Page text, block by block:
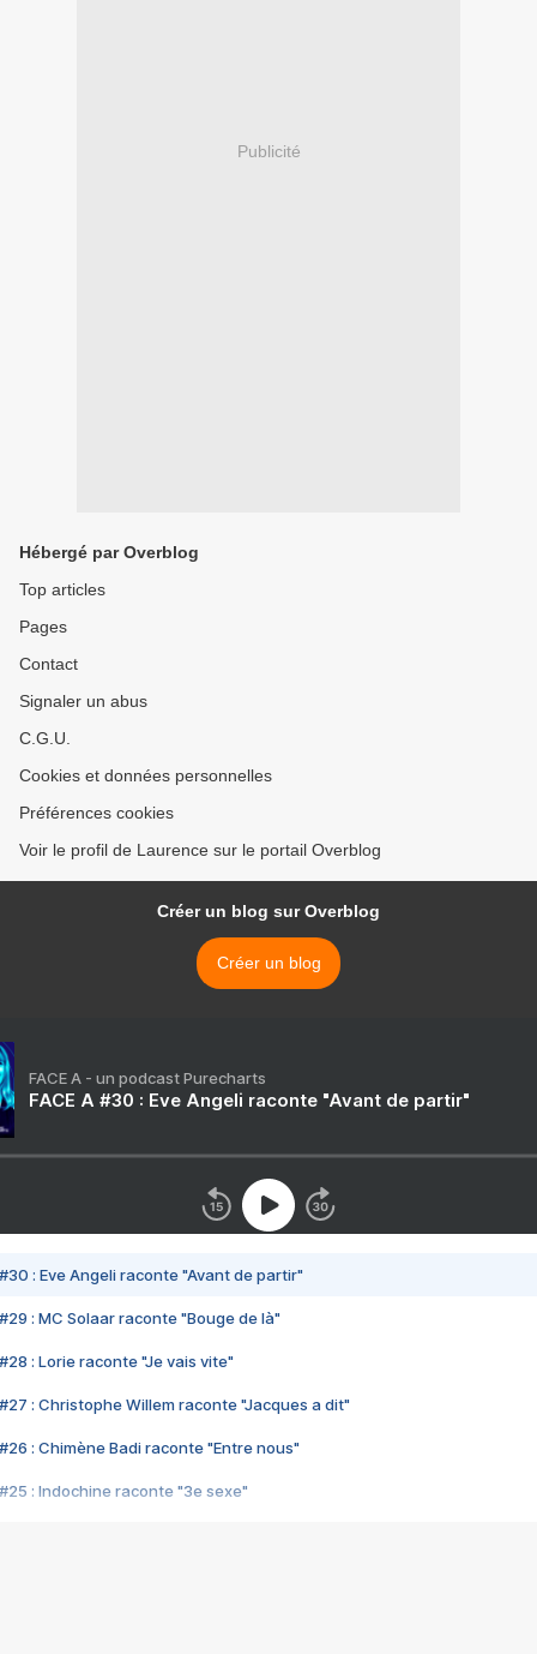
Publicité
Hébergé par Overblog
Top articles
Pages
Contact
Signaler un abus
C.G.U.
Cookies et données personnelles
Préférences cookies
Voir le profil de Laurence sur le portail Overblog
Créer un blog sur Overblog
Créer un blog
FACE A - un podcast Purecharts
FACE A #30 : Eve Angeli raconte "Avant de partir"
#30 : Eve Angeli raconte "Avant de partir"
#29 : MC Solaar raconte "Bouge de là"
#28 : Lorie raconte "Je vais vite"
#27 : Christophe Willem raconte "Jacques a dit"
#26 : Chimène Badi raconte "Entre nous"
#25 : Indochine raconte "3e sexe"